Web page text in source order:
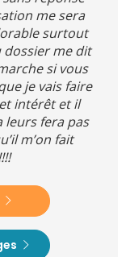
me sera
surtout
me dit
si vous
je vais faire
intérêt et il
leurs fera pas
m’on fait